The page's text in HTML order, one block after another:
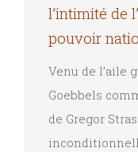
l’intimité de
pouvoir
Venu de l’aile
Goebbels
de Gregor